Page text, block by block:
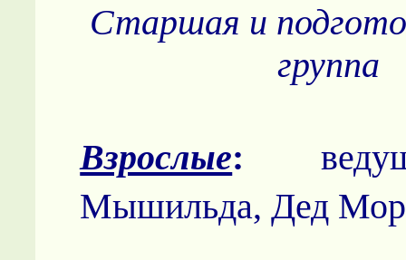
Старшая и
группа
Взрослые:
Мышильда, Дед